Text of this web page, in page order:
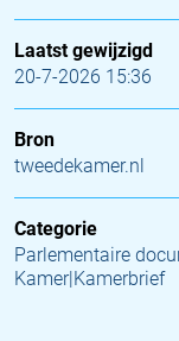
Laatst gewijzigd
20-7-2026 15:36
Bron
tweedekamer.nl
Categorie
Parlementaire
Kamer|Kamerbrief